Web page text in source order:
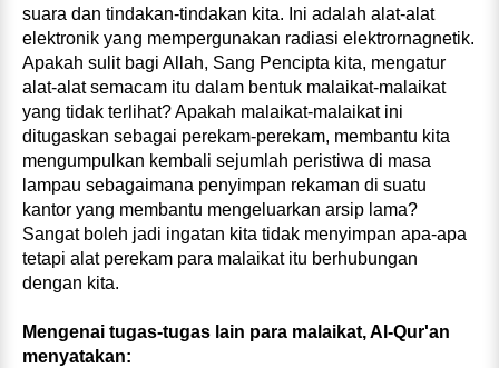
suara dan tindakan‑tindakan kita. Ini adalah alat‑alat
elektronik yang mempergunakan radiasi elektrornagnetik.
Apakah sulit bagi Allah, Sang Pencipta kita, mengatur
alat‑alat semacam itu dalam bentuk malaikat‑malaikat
yang tidak terlihat? Apakah malaikat‑malaikat ini
ditugaskan sebagai perekam‑perekam, membantu kita
mengumpulkan kembali sejumlah peristiwa di masa
lampau sebagaimana penyimpan rekaman di suatu
kantor yang membantu mengeluarkan arsip lama?
Sangat boleh jadi ingatan kita tidak menyimpan apa‑apa
tetapi alat perekam para malaikat itu berhubungan
dengan kita.
Mengenai tugas‑tugas lain para malaikat, Al‑Qur'an
menyatakan: